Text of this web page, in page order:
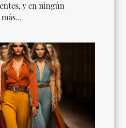
y en ningún